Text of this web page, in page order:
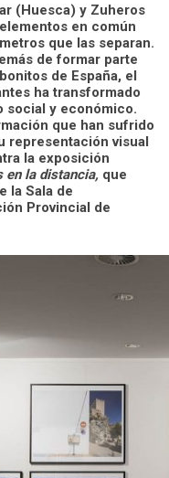
(Huesca) y Zuheros
en común
que las separan.
de formar parte
de España, el
ha transformado
social y económico.
que han sufrido
representación visual
la exposición
en la distancia, que
la Sala de
Provincial de